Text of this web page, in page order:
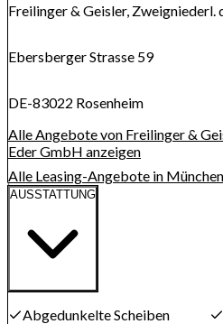
Freilinger & Geisler, Zweigniederl.
Ebersberger Strasse 59
DE-83022 Rosenheim
Alle Angebote von Freilinger &
Eder GmbH anzeigen
Alle Leasing-Angebote in München
AUSSTATTUNG
Abgedunkelte Scheiben